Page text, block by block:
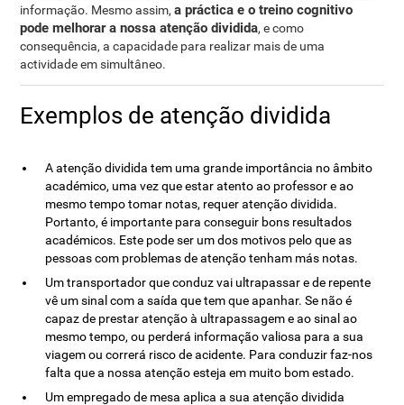
informação. Mesmo assim,a práctica e o treino cognitivo
pode melhorar a nossa atenção dividida, e como
consequência, a capacidade para realizar mais de uma
actividade em simultâneo.
Exemplos de atenção dividida
A atenção dividida tem uma grande importância no âmbito
académico, uma vez que estar atento ao professor e ao
mesmo tempo tomar notas, requer atenção dividida.
Portanto, é importante para conseguir bons resultados
académicos. Este pode ser um dos motivos pelo que as
pessoas com problemas de atenção tenham más notas.
Um transportador que conduz vai ultrapassar e de repente
vê um sinal com a saída que tem que apanhar. Se não é
capaz de prestar atenção à ultrapassagem e ao sinal ao
mesmo tempo, ou perderá informação valiosa para a sua
viagem ou correrá risco de acidente. Para conduzir faz-nos
falta que a nossa atenção esteja em muito bom estado.
Um empregado de mesa aplica a sua atenção dividida